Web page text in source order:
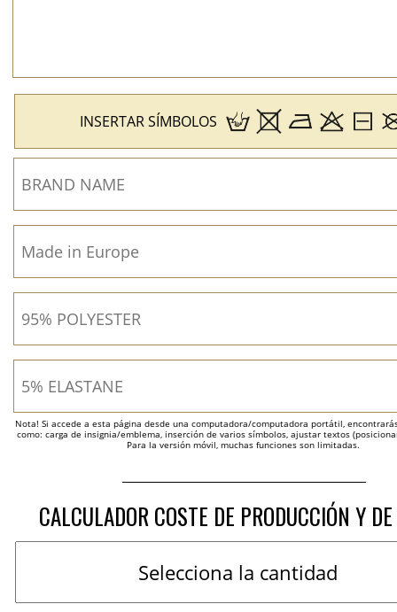
INSERTAR SÍMBOLOS
Nota! Si accede a esta página desde una computadora/computadora portátil,
como: carga de insignia/emblema, inserción de varios símbolos, ajustar textos
Para la versión móvil, muchas funciones son limitadas.
CALCULADOR COSTE DE PRODUCCIÓN Y